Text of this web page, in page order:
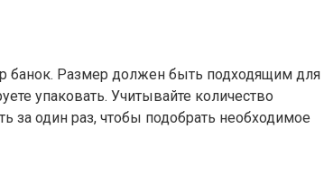
банок. Размер должен быть подходящим для
упаковать. Учитывайте количество
за один раз, чтобы подобрать необходимое